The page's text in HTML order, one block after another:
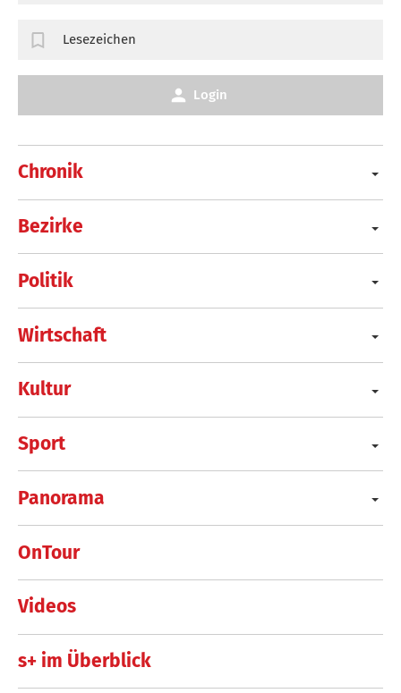
Chronik
Bezirke
Politik
Wirtschaft
Kultur
Sport
Panorama
OnTour
Videos
s+ im Überblick
Lesezeichen
Login